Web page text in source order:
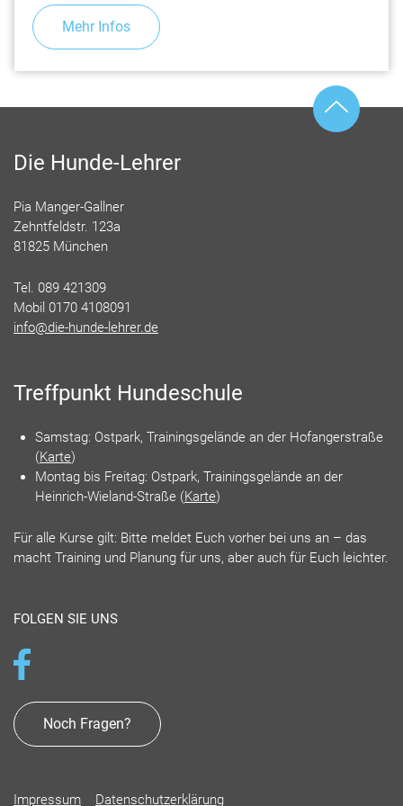
Mehr Infos
Die Hunde-Lehrer
Pia Manger-Gallner
Zehntfeldstr. 123a
81825 München
Tel. 089 421309
Mobil 0170 4108091
info@die-hunde-lehrer.de
Treffpunkt Hundeschule
Samstag: Ostpark, Trainingsgelände an der Hofangerstraße
(Karte)
Montag bis Freitag: Ostpark, Trainingsgelände an der
Heinrich-Wieland-Straße (Karte)
Für alle Kurse gilt: Bitte meldet Euch vorher bei uns an – das
macht Training und Planung für uns, aber auch für Euch leichter.
FOLGEN SIE UNS
Noch Fragen?
Impressum Datenschutzerklärung